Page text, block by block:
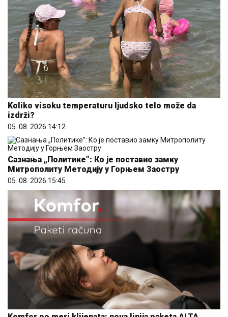
Koliko visoku temperaturu ljudsko telo može da
izdrži?
05. 08. 2026 14:12
Сазнања „Политике”: Ко је поставио замку
Митрополиту Методију у Горњем Заостру
05. 08. 2026 15:45